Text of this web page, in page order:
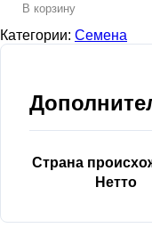
В корзину
Категории: Семена
Страна
Нетто